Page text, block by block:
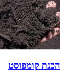
הכנת קומפוסט